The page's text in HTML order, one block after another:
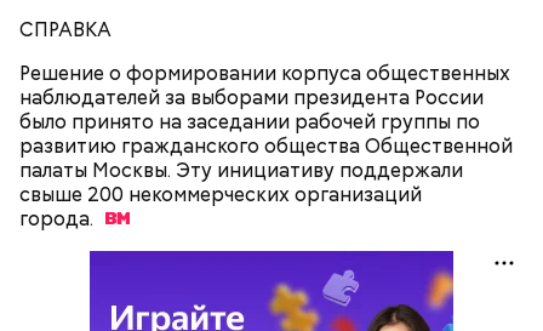
СПРАВКА
Решение о формировании корпуса общественных
наблюдателей за выборами президента России
было принято на заседании рабочей группы по
развитию гражданского общества Общественной
палаты Москвы. Эту инициативу поддержали
свыше 200 некоммерческих организаций
города.